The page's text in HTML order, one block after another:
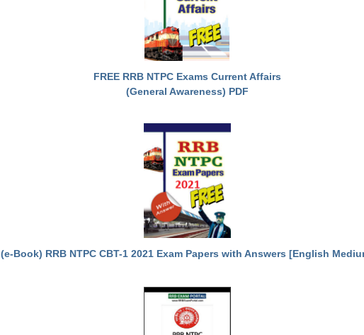
FREE RRB NTPC Exams Current Affairs
(General Awareness) PDF
(e-Book) RRB NTPC CBT-1 2021 Exam Papers with Answers [English